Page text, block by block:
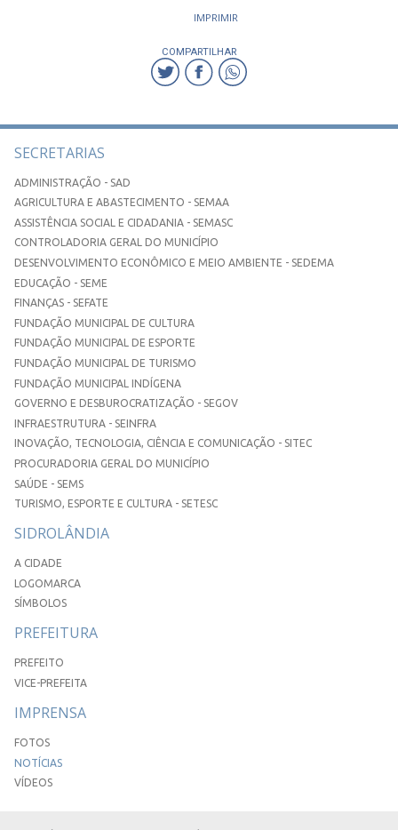
IMPRIMIR
COMPARTILHAR
SECRETARIAS
ADMINISTRAÇÃO - SAD
AGRICULTURA E ABASTECIMENTO - SEMAA
ASSISTÊNCIA SOCIAL E CIDADANIA - SEMASC
CONTROLADORIA GERAL DO MUNICÍPIO
DESENVOLVIMENTO ECONÔMICO E MEIO AMBIENTE - SEDEMA
EDUCAÇÃO - SEME
FINANÇAS - SEFATE
FUNDAÇÃO MUNICIPAL DE CULTURA
FUNDAÇÃO MUNICIPAL DE ESPORTE
FUNDAÇÃO MUNICIPAL DE TURISMO
FUNDAÇÃO MUNICIPAL INDÍGENA
GOVERNO E DESBUROCRATIZAÇÃO - SEGOV
INFRAESTRUTURA - SEINFRA
INOVAÇÃO, TECNOLOGIA, CIÊNCIA E COMUNICAÇÃO - SITEC
PROCURADORIA GERAL DO MUNICÍPIO
SAÚDE - SEMS
TURISMO, ESPORTE E CULTURA - SETESC
SIDROLÂNDIA
A CIDADE
LOGOMARCA
SÍMBOLOS
PREFEITURA
PREFEITO
VICE-PREFEITA
IMPRENSA
FOTOS
NOTÍCIAS
VÍDEOS